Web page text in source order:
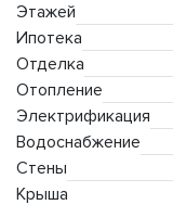
Этажей
Ипотека
Отделка
Отопление
Электрификация
Водоснабжение
Стены
Крыша